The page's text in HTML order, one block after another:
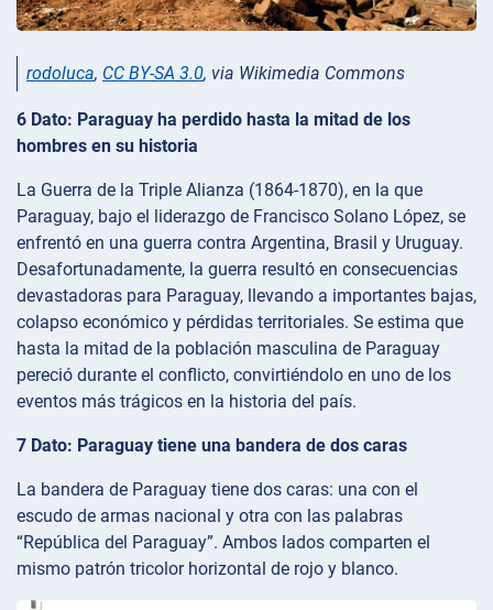
rodoluca, CC BY-SA 3.0, via Wikimedia Commons
6 Dato: Paraguay ha perdido hasta la mitad de los
hombres en su historia
La Guerra de la Triple Alianza (1864-1870), en la que
Paraguay, bajo el liderazgo de Francisco Solano López, se
enfrentó en una guerra contra Argentina, Brasil y Uruguay.
Desafortunadamente, la guerra resultó en consecuencias
devastadoras para Paraguay, llevando a importantes bajas,
colapso económico y pérdidas territoriales. Se estima que
hasta la mitad de la población masculina de Paraguay
pereció durante el conflicto, convirtiéndolo en uno de los
eventos más trágicos en la historia del país.
7 Dato: Paraguay tiene una bandera de dos caras
La bandera de Paraguay tiene dos caras: una con el
escudo de armas nacional y otra con las palabras
“República del Paraguay”. Ambos lados comparten el
mismo patrón tricolor horizontal de rojo y blanco.